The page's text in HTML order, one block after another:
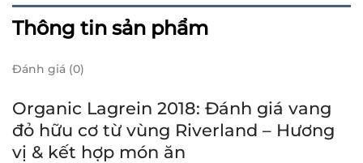
Thông tin sản phẩm
Đánh giá (0)
Organic Lagrein 2018: Đánh giá vang
đỏ hữu cơ từ vùng Riverland – Hương
vị & kết hợp món ăn